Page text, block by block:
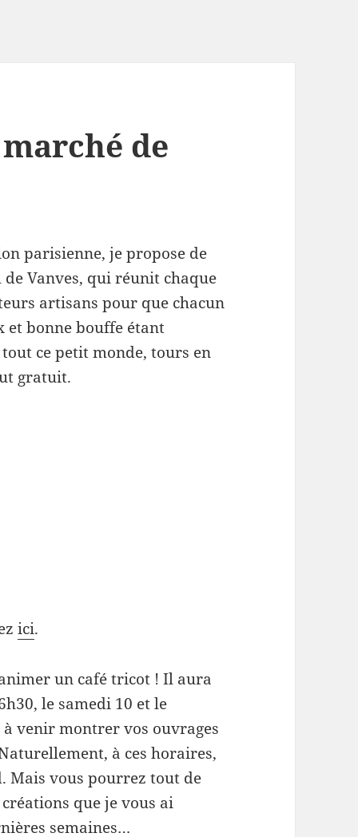
de
parisienne, je propose de
Vanves, qui réunit chaque
artisans pour que chacun
et bonne bouffe étant
ce petit monde, tours en
gratuit.
ici.
un café tricot ! Il aura
le samedi 10 et le
à venir montrer vos ouvrages
à ces horaires,
Mais vous pourrez tout de
que je vous ai
semaines…